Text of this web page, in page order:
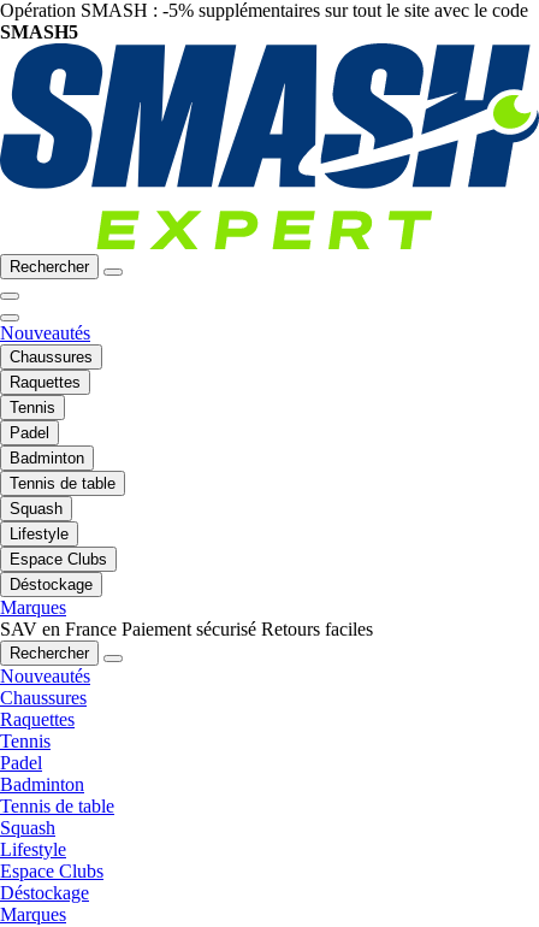
Opération SMASH : -5% supplémentaires sur tout le site avec le code
SMASH5
Rechercher
Nouveautés
Chaussures
Raquettes
Tennis
Padel
Badminton
Tennis de table
Squash
Lifestyle
Espace Clubs
Déstockage
Marques
SAV en France Paiement sécurisé Retours faciles
Rechercher
Nouveautés
Chaussures
Raquettes
Tennis
Padel
Badminton
Tennis de table
Squash
Lifestyle
Espace Clubs
Déstockage
Marques